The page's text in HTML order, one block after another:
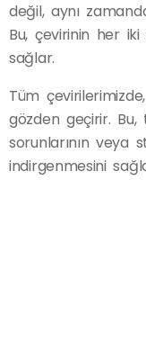
değil, aynı
Bu, çevirinin her iki
sağlar.
Tüm
gözden geçirir. Bu,
sorunlarının veya
indirgenmesini